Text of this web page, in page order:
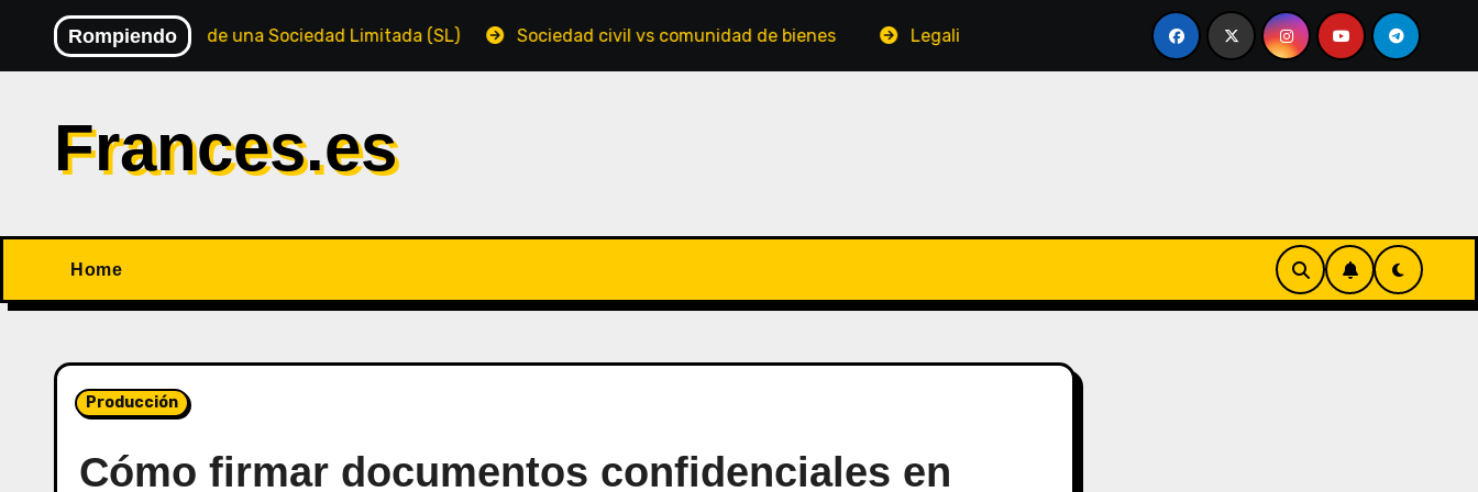
contenido
Rompiendo
Creación de una Sociedad Limitada (SL) Sociedad civil vs comunidad de bienes Legalidad del dropshipping ERTE (Expediente de Regulación Temporal
Frances.es
Home
Producción
Cómo firmar documentos confidenciales en